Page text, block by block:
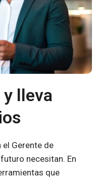
lleva
Gerente de
necesitan. En
que